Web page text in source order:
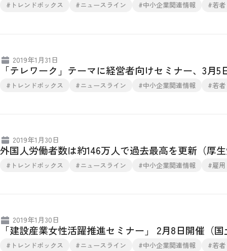
#トレンドボックス #ニュースライン #中小企業関連情報 #若者
2019年1月31日
「テレワーク」テーマに経営者向けセミナー、3月
#トレンドボックス #ニュースライン #中小企業関連情報 #若者
2019年1月30日
外国人労働者数は約146万人で過去最高を更新（厚
#トレンドボックス #ニュースライン #中小企業関連情報 #雇
2019年1月30日
「建設産業女性活躍推進セミナー」 2月8日開催（
#トレンドボックス #ニュースライン #中小企業関連情報 #若者